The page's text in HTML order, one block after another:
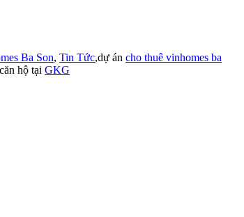
Ba Son, Tin Tức,dự án cho thuê vinhomes ba
hộ tại GKG